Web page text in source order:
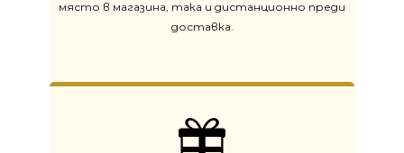
място в магазина, така и дистанционно преди
доставка.